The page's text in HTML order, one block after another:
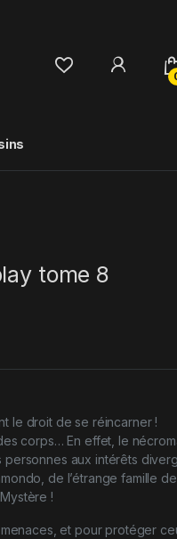
tome 8
le droit de se réincarner !
corps… En effet, le
aux intérêts
de l’étrange famille de
!
et pour protéger